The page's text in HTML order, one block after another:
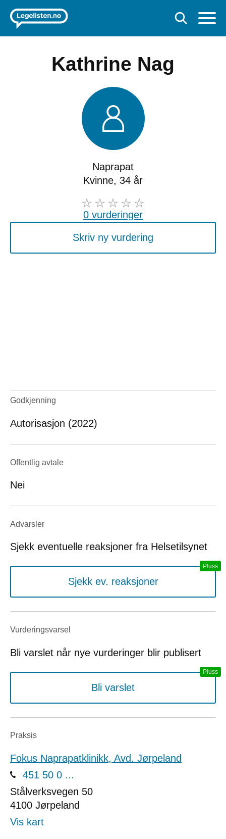
Kathrine Nag
Naprapat
Kvinne, 34 år
0 vurderinger
Skriv ny vurdering
Godkjenning
Autorisasjon (2022)
Offentlig avtale
Nei
Advarsler
Sjekk eventuelle reaksjoner fra Helsetilsynet
Sjekk ev. reaksjoner
Vurderings­varsel
Bli varslet når nye vurderinger blir publisert
Bli varslet
Praksis
Fokus Naprapatklinikk, Avd. Jørpeland
451 50 0 ...
Stålverksvegen 50
4100 Jørpeland
Vis kart